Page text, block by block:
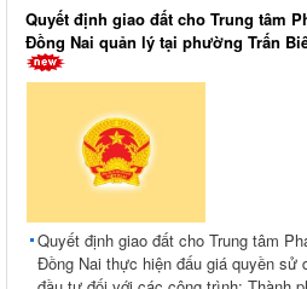
Quyết định giao đất cho Trung tâm
Đồng Nai quản lý tại phường Trấn
Quyết định giao đất cho Trung tâm
Đồng Nai thực hiện đấu giá quyền sử